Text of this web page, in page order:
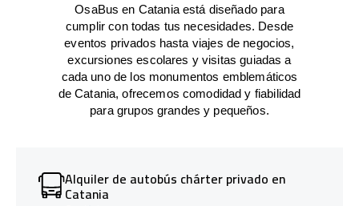
OsaBus en Catania está diseñado para
cumplir con todas tus necesidades. Desde
eventos privados hasta viajes de negocios,
excursiones escolares y visitas guiadas a
cada uno de los monumentos emblemáticos
de Catania, ofrecemos comodidad y fiabilidad
para grupos grandes y pequeños.
Alquiler de autobús chárter privado en
Catania